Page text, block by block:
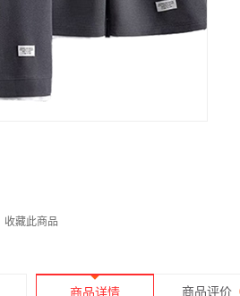
收藏此商品
商品详情 商品评价